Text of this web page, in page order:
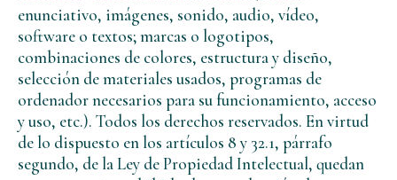
enunciativo, imágenes, sonido, audio, vídeo,
software o textos; marcas o logotipos,
combinaciones de colores, estructura y diseño,
selección de materiales usados, programas de
ordenador necesarios para su funcionamiento, acceso
y uso, etc.). Todos los derechos reservados. En virtud
de lo dispuesto en los artículos 8 y 32.1, párrafo
segundo, de la Ley de Propiedad Intelectual, quedan